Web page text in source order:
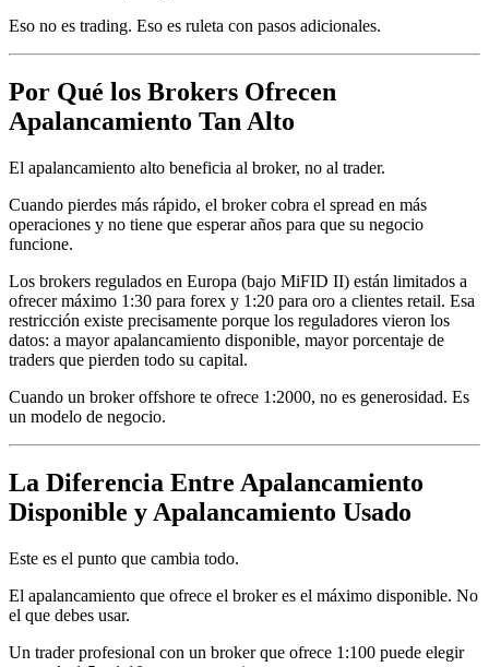
Eso no es trading. Eso es ruleta con pasos adicionales.
Por Qué los Brokers Ofrecen
Apalancamiento Tan Alto
El apalancamiento alto beneficia al broker, no al trader.
Cuando pierdes más rápido, el broker cobra el spread en más
operaciones y no tiene que esperar años para que su negocio
funcione.
Los brokers regulados en Europa (bajo MiFID II) están limitados a
ofrecer máximo 1:30 para forex y 1:20 para oro a clientes retail. Esa
restricción existe precisamente porque los reguladores vieron los
datos: a mayor apalancamiento disponible, mayor porcentaje de
traders que pierden todo su capital.
Cuando un broker offshore te ofrece 1:2000, no es generosidad. Es
un modelo de negocio.
La Diferencia Entre Apalancamiento
Disponible y Apalancamiento Usado
Este es el punto que cambia todo.
El apalancamiento que ofrece el broker es el máximo disponible. No
el que debes usar.
Un trader profesional con un broker que ofrece 1:100 puede elegir